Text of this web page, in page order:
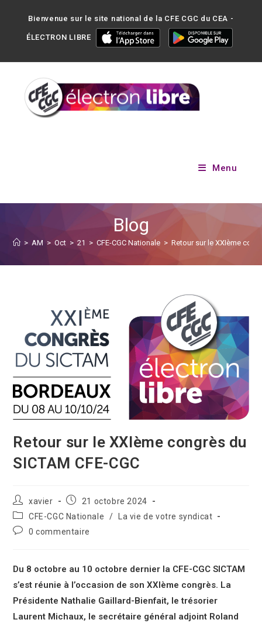
Bienvenue sur le site national de la CFE CGC du CEA -
ÉLECTRON LIBRE
Menu
Blog
> AM > Oct > 21 > CFE-CGC Nationale > Retour sur le XXIème
Retour sur le XXIème congrès du
SICTAM CFE-CGC
xavier
21 octobre 2024
CFE-CGC Nationale
/
La vie de votre syndicat
0 commentaire
Du 8 octobre au 10 octobre dernier la CFE-CGC SICTAM
s’est réunie à l’occasion de son XXIème congrès. La
Présidente Nathalie Gaillard-Bienfait, le trésorier
Laurent Michaux, le secrétaire général adjoint Roland